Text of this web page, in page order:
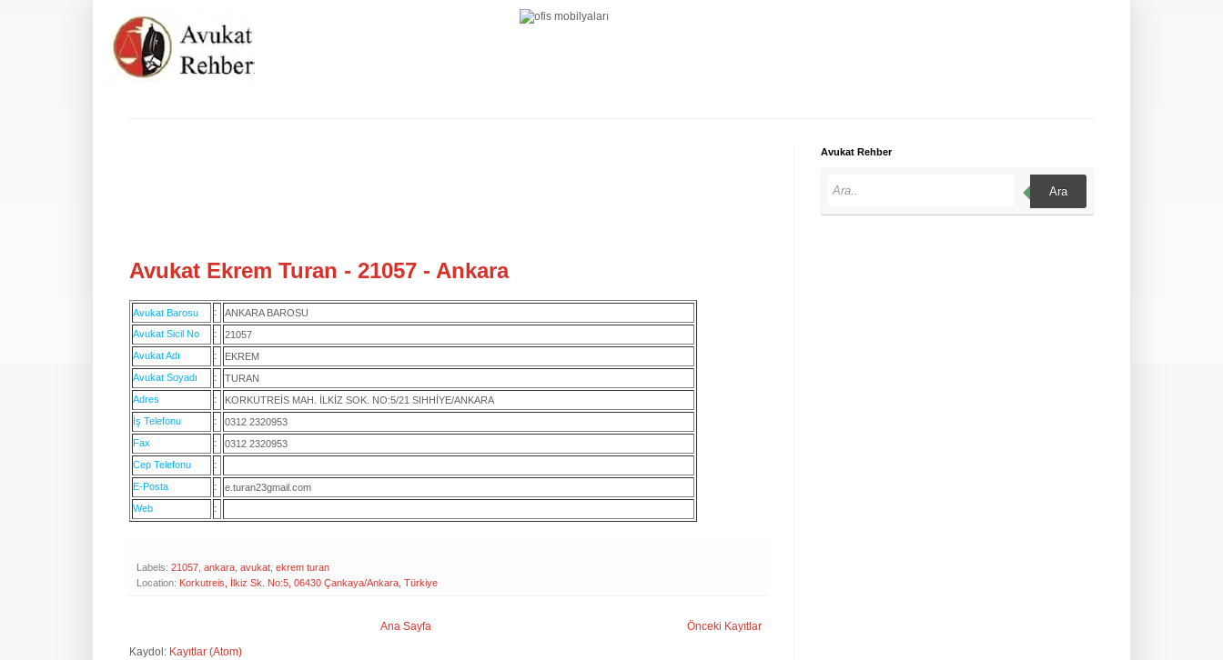
Avukat Ekrem Turan - 21057 - Ankara
Avukat Barosu :
ANKARA BAROSU
Avukat Sicil No
:
21057
Avukat Adı
:
EKREM
Avukat Soyadı
:
TURAN
Adres
:
KORKUTREİS MAH. İLKİZ SOK. NO:5/21 SIHHİYE/ANKARA
İş Telefonu
:
0312 2320953
Fax
:
0312 2320953
Cep Telefonu
:
E-Posta
:
e.turan23gmail.com
Web
:
Labels: 21057 ankara avukat ekrem turan
Location: Korkutreis, İlkiz Sk. No:5, 06430 Çankaya/Ankara, Türkiye
Önceki Kayıtlar
Ana Sayfa
Kaydol: Kayıtlar (Atom)
Avukat Rehber
Ara